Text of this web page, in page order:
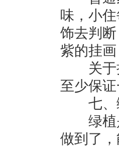
味，小
饰去判
紫的挂
关于挂
至少保
七、
绿植是
做到了